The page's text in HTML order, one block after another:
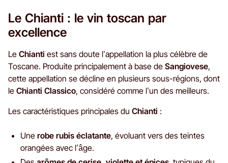
Le Chianti : le vin toscan par
excellence
Le Chianti est sans doute l’appellation la plus célèbre de
Toscane. Produite principalement à base de Sangiovese,
cette appellation se décline en plusieurs sous-régions, dont
le Chianti Classico, considéré comme l’un des meilleurs.
Les caractéristiques principales du Chianti :
Une robe rubis éclatante, évoluant vers des teintes
orangées avec l’âge.